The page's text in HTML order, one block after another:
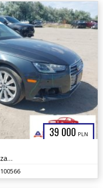
39 000 PLN
2017r., Premium, 2L, od ubezpieczalni
100566